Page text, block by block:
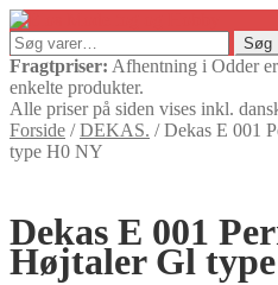
Søg
efter:
Søg
Fragtpriser: Afhentning i Odder er
enkelte produkter.
Alle priser på siden vises inkl.
Forside /DEKAS. /Dekas E 001
type H0 NY
Dekas E 001
Højtaler Gl